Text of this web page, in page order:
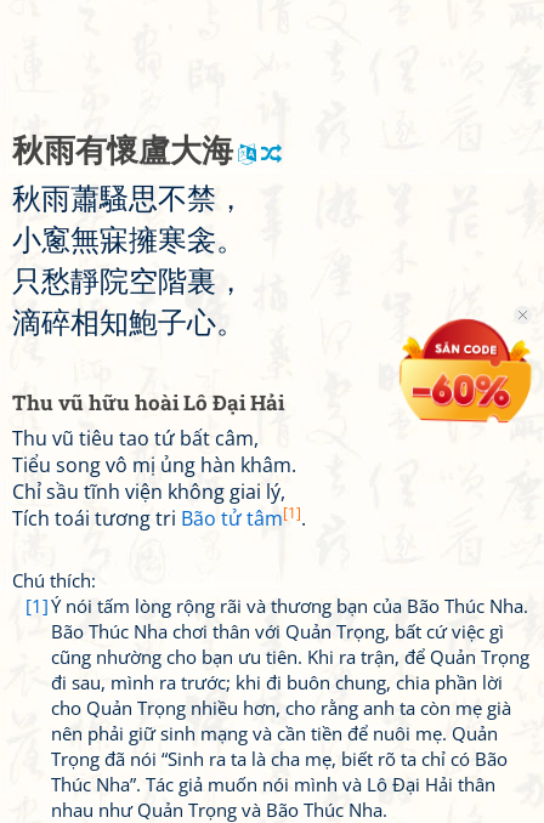
秋雨有懷盧大海
秋雨蕭騷思不禁 ，
小窻無寐擁寒衾。
只愁靜院空階裏 ，
滴碎相知鮑子心。
Thu vũ hữu hoài Lô Đại Hải
Thu vũ tiêu tao tứ bất câm,
Tiểu song vô mị ủng hàn khâm.
Chỉ sầu tĩnh viện không giai lý,
Tích toái tương tri Bão tử tâm[1].
Chú thích:
[1]Ý nói tấm lòng rộng rãi và thương bạn của Bão Thúc Nha.
Bão Thúc Nha chơi thân với Quản Trọng, bất cứ việc gì
cũng nhường cho bạn ưu tiên. Khi ra trận, để Quản Trọng
đi sau, mình ra trước; khi đi buôn chung, chia phần lời
cho Quản Trọng nhiều hơn, cho rằng anh ta còn mẹ già
nên phải giữ sinh mạng và cần tiền để nuôi mẹ. Quản
Trọng đã nói “Sinh ra ta là cha mẹ, biết rõ ta chỉ có Bão
Thúc Nha”. Tác giả muốn nói mình và Lô Đại Hải thân
nhau như Quản Trọng và Bão Thúc Nha.